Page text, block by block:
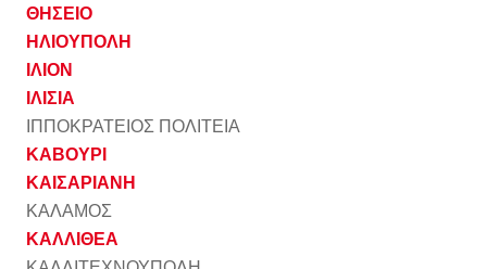
ΘΗΣΕΙΟ
ΗΛΙΟΥΠΟΛΗ
ΙΛΙΟΝ
ΙΛΙΣΙΑ
ΙΠΠΟΚΡΑΤΕΙΟΣ ΠΟΛΙΤΕΙΑ
ΚΑΒΟΥΡΙ
ΚΑΙΣΑΡΙΑΝΗ
ΚΑΛΑΜΟΣ
ΚΑΛΛΙΘΕΑ